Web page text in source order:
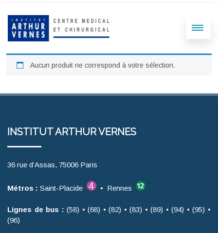
Aucun produit ne correspond à votre sélection.
INSTITUT ARTHUR VERNES
36 rue d’Assas, 75006 Paris
Métros : Saint-Placide • Rennes
Lignes de bus : (58) • (68) • (82) • (83) • (89) • (94) • (95) •
(96)